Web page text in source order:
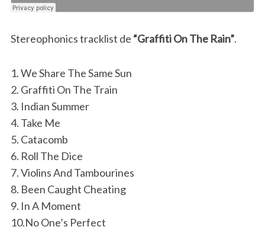
Stereophonics tracklist de “Graffiti On The Rain”.
1. We Share The Same Sun
2. Graffiti On The Train
3. Indian Summer
4. Take Me
5. Catacomb
6. Roll The Dice
7. Violins And Tambourines
8. Been Caught Cheating
9. In A Moment
10.No One’s Perfect